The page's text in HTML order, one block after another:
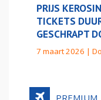
PRIJS
TICKETS
GESCHRAPT
7 maart 2026 |